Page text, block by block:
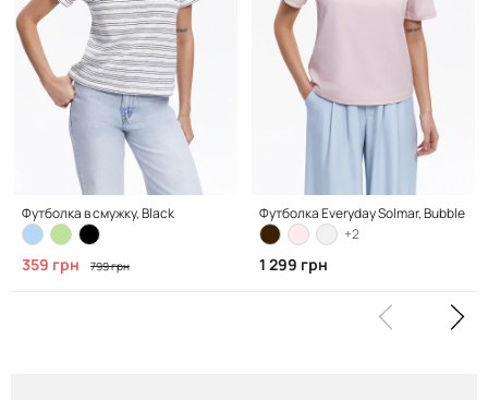
Футболка в смужку, Black
359 грн 799 грн
Футболка Everyday Solmar, Bubble
+2
1 299 грн